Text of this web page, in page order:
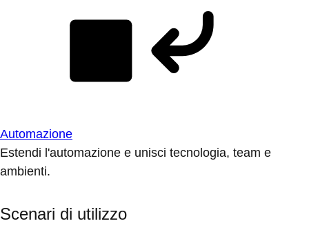
Automazione
Estendi l'automazione e unisci tecnologia, team e
ambienti.
Scenari di utilizzo